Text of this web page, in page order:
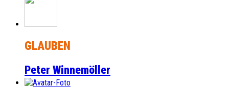
GLAUBEN
Peter Winnemöller